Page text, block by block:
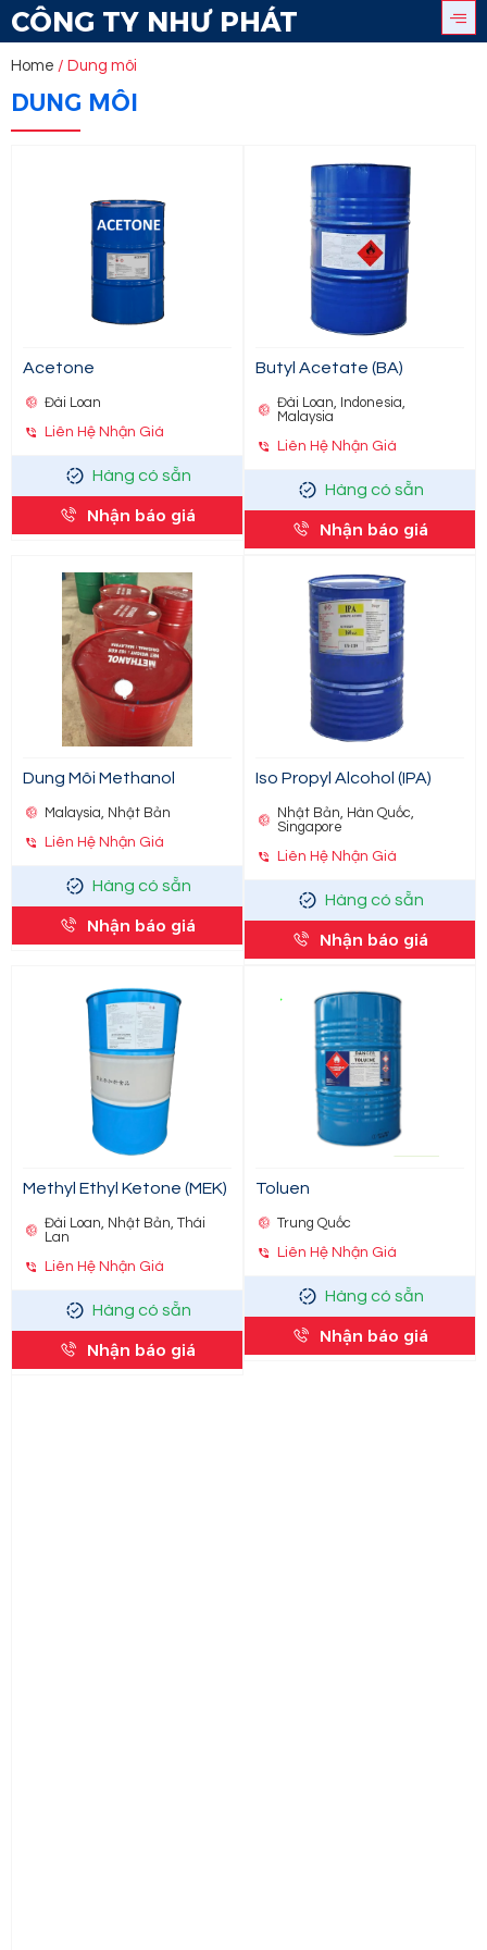
CÔNG TY NHƯ PHÁT
Home / Dung môi
DUNG MÔI
Acetone
Đài Loan
Liên Hệ Nhận Giá
Hàng có sẵn
Nhận báo giá
Butyl Acetate (BA)
Đài Loan, Indonesia,
Malaysia
Liên Hệ Nhận Giá
Hàng có sẵn
Nhận báo giá
Dung Môi Methanol
Malaysia, Nhật Bản
Liên Hệ Nhận Giá
Hàng có sẵn
Nhận báo giá
Iso Propyl Alcohol (IPA)
Nhật Bản, Hàn Quốc,
Singapore
Liên Hệ Nhận Giá
Hàng có sẵn
Nhận báo giá
Methyl Ethyl Ketone (MEK)
Đài Loan, Nhật Bản, Thái
Lan
Liên Hệ Nhận Giá
Hàng có sẵn
Nhận báo giá
Toluen
Trung Quốc
Liên Hệ Nhận Giá
Hàng có sẵn
Nhận báo giá